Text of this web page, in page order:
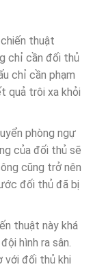
thuật
chỉ cần đối thủ
chỉ cần phạm
quả trôi xa khỏi
phòng ngự
của đối thủ sẽ
cũng trở nên
đối thủ đã bị
thuật này khá
hình ra sân.
với đối thủ khi